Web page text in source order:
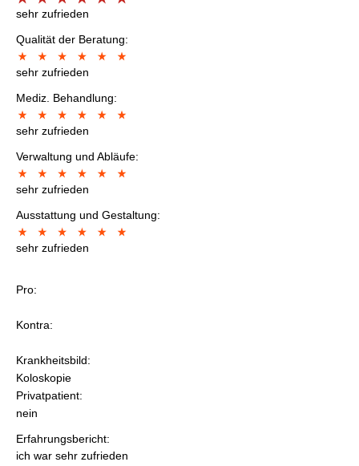
sehr zufrieden
Qualität der Beratung:
sehr zufrieden
Mediz. Behandlung:
sehr zufrieden
Verwaltung und Abläufe:
sehr zufrieden
Ausstattung und Gestaltung:
sehr zufrieden
Pro:
Kontra:
Krankheitsbild:
Koloskopie
Privatpatient:
nein
Erfahrungsbericht:
ich war sehr zufrieden